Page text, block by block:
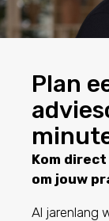
Plan
Kom
om jouw
Al jarenlang